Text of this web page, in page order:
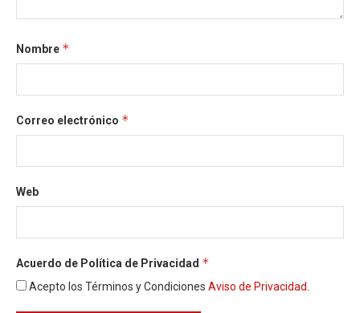
Nombre *
Correo electrónico *
Web
Acuerdo de Política de Privacidad *
Acepto los Términos y Condiciones Aviso de Privacidad